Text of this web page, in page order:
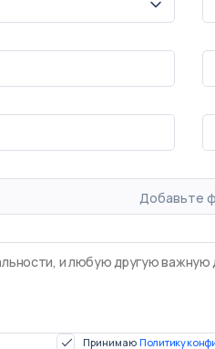
Добавьте
Принимаю Политику